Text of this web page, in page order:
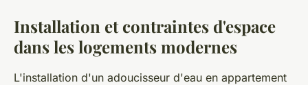
Installation et contraintes d'espace
dans les logements modernes
L'installation d'un adoucisseur d'eau en appartement